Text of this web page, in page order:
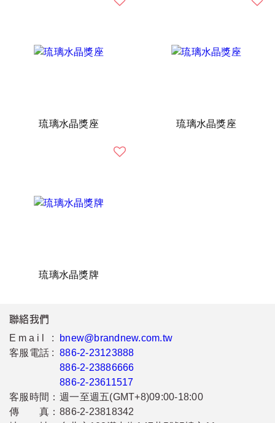
琉璃水晶獎座 琉璃水晶獎座
琉璃水晶獎牌
聯絡我們
Email :
bnew@brandnew.com.tw
客服電話 : 886-2-23123888
886-2-23886666
886-2-23611517
客服時間： 週一至週五(GMT+8)09:00-18:00
傳 真： 886-2-23818342